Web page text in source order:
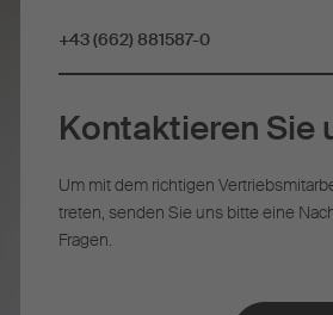
+43 (662) 881587-0
Kontaktieren Sie
Um mit dem richtigen
treten, senden Sie uns bitte eine
Fragen.